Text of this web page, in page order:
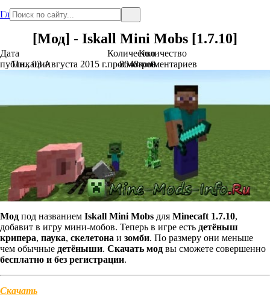
Главная
[Мод] - Iskall Mini Mobs [1.7.10]
Дата
публикации
Пн., 03 Августа 2015 г.
Количество
просмотров
8048
Количество
комментариев
0
Мод под названием Iskall Mini Mobs для Minecaft 1.7.10,
добавит в игру мини-мобов. Теперь в игре есть детёныш
крипера, паука, скелетона и зомби. По размеру они меньше
чем обычные детёныши. Скачать мод вы сможете совершенно
бесплатно и без регистрации.
Скачать